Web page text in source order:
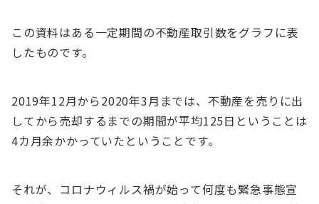
この資料はある一定期間の不動産取引数をグラフに表
したものです。
2019年12月から2020年3月までは、不動産を売りに出
してから売却するまでの期間が平均125日ということは
4カ月余かかっていたということです。
それが、コロナウィルス禍が始って何度も緊急事態宣